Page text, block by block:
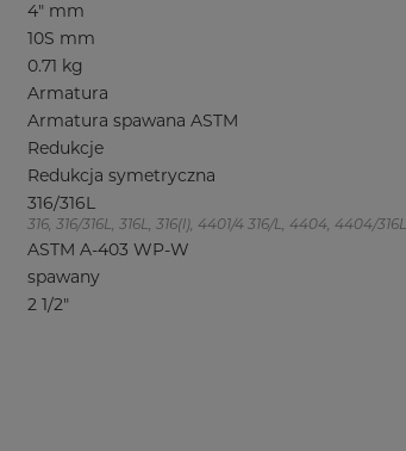
4" mm
10S mm
0.71 kg
Armatura
Armatura spawana ASTM
Redukcje
Redukcja symetryczna
316/316L
316, 316/316L, 316L, 316(l), 4401/4 316/L, 4404, 4404/
ASTM A-403 WP-W
spawany
2 1/2"